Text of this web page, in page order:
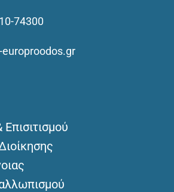
74300
europroodos.gr